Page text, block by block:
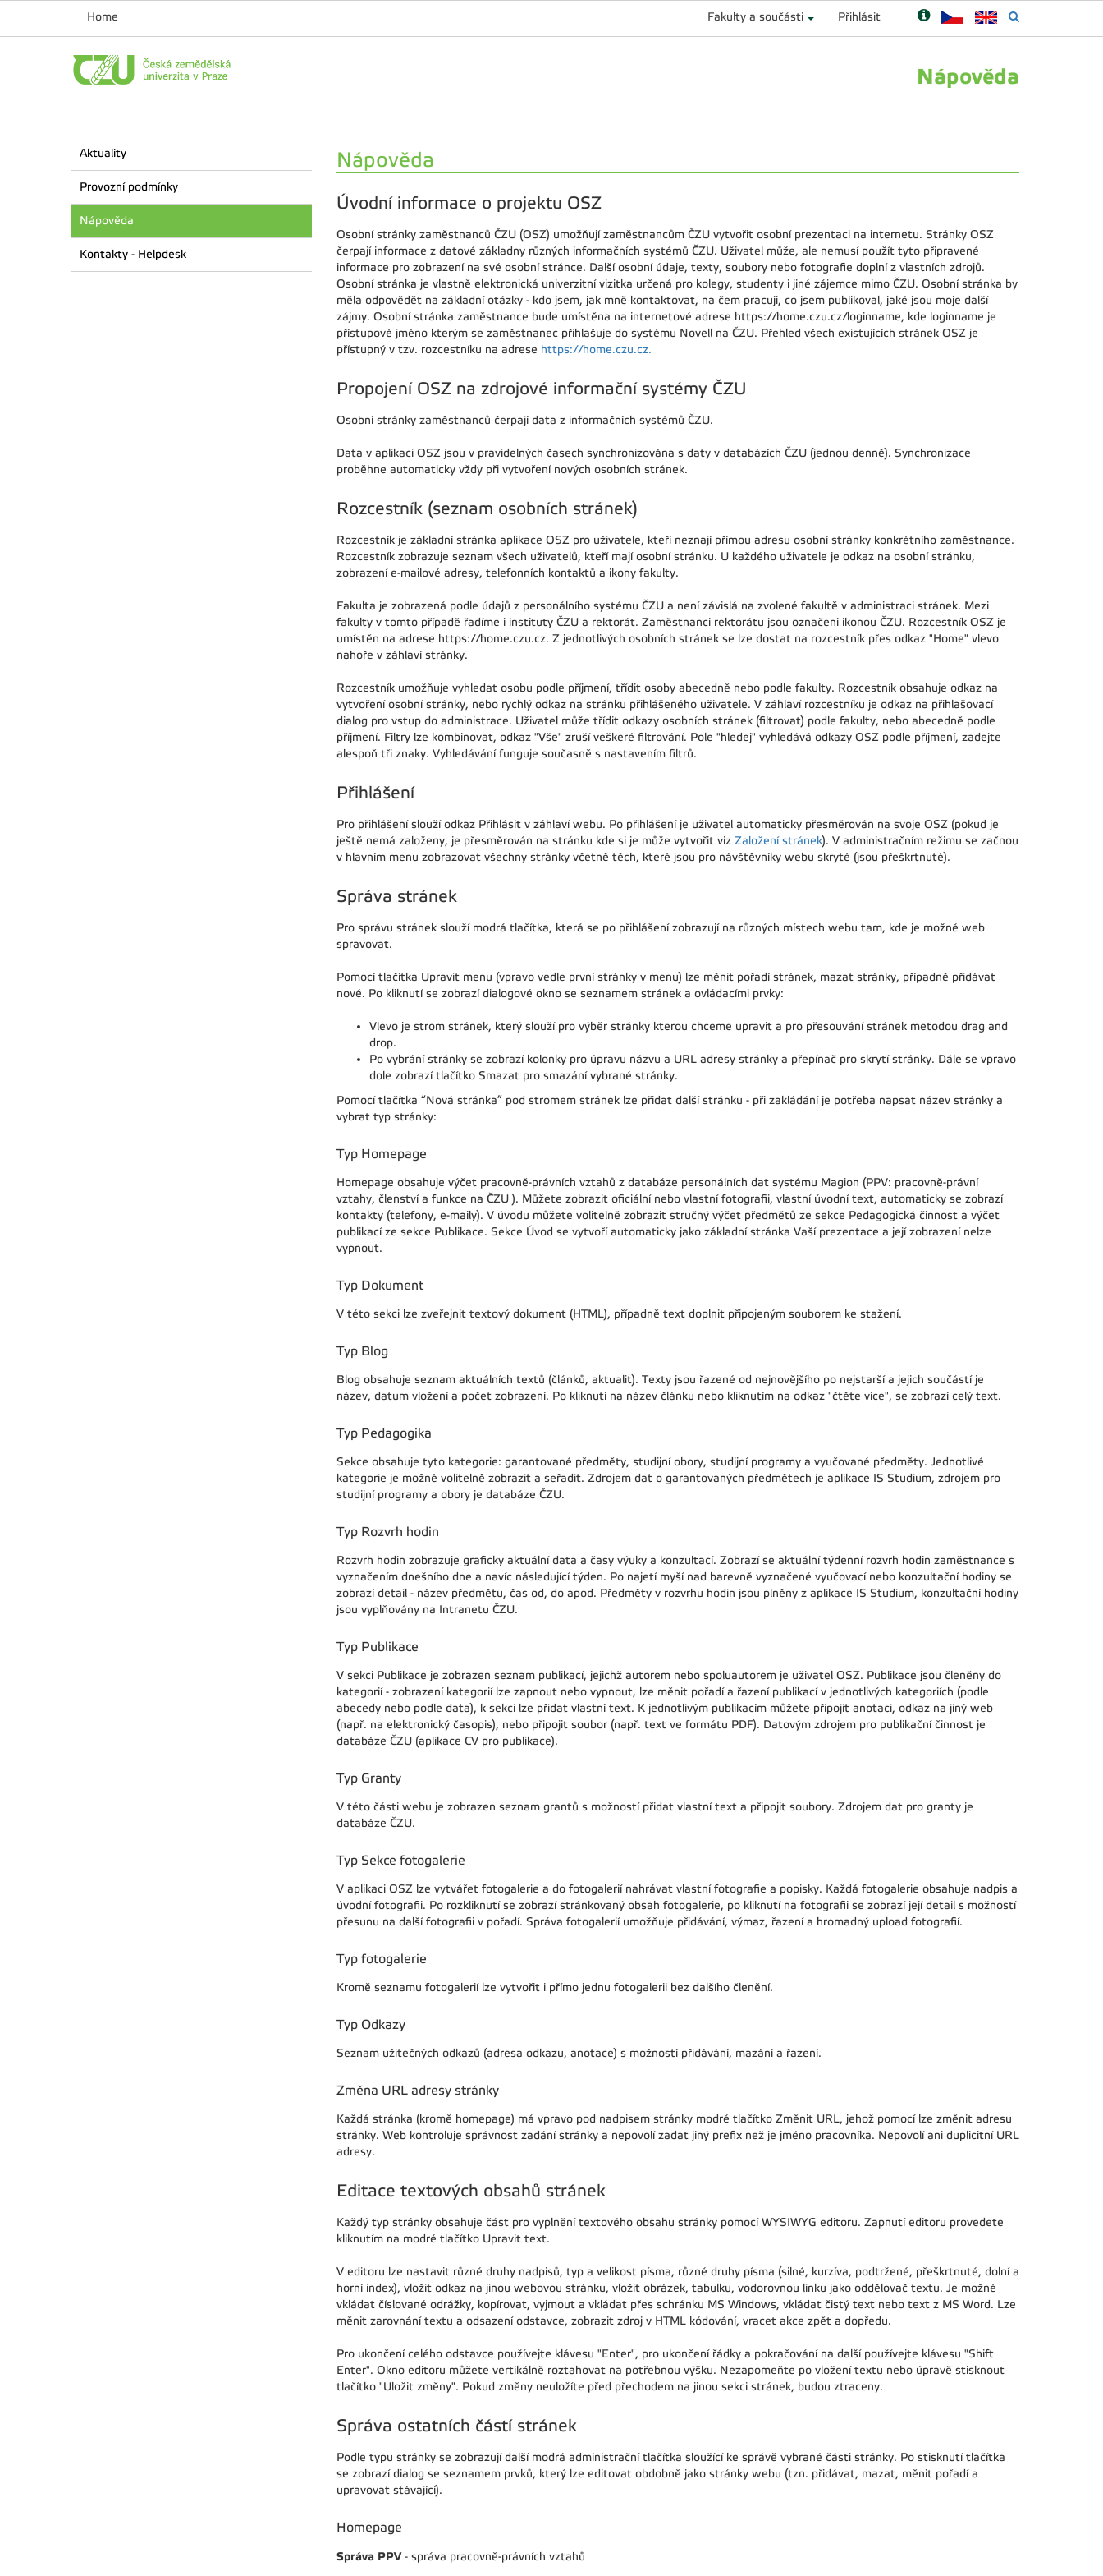
Home Fakulty a součásti Přihlásit
Nápověda
Aktuality
Provozní podmínky
Nápověda
Kontakty - Helpdesk
Nápověda
Úvodní informace o projektu OSZ
Osobní stránky zaměstnanců ČZU (OSZ) umožňují zaměstnancům ČZU vytvořit osobní prezentaci na internetu. Stránky OSZ
čerpají informace z datové základny různých informačních systémů ČZU. Uživatel může, ale nemusí použít tyto připravené
informace pro zobrazení na své osobní stránce. Další osobní údaje, texty, soubory nebo fotografie doplní z vlastních zdrojů.
Osobní stránka je vlastně elektronická univerzitní vizitka určená pro kolegy, studenty i jiné zájemce mimo ČZU. Osobní stránka by
měla odpovědět na základní otázky - kdo jsem, jak mně kontaktovat, na čem pracuji, co jsem publikoval, jaké jsou moje další
zájmy. Osobní stránka zaměstnance bude umístěna na internetové adrese https://home.czu.cz/loginname, kde loginname je
přístupové jméno kterým se zaměstnanec přihlašuje do systému Novell na ČZU. Přehled všech existujících stránek OSZ je
přístupný v tzv. rozcestníku na adrese https://home.czu.cz.
Propojení OSZ na zdrojové informační systémy ČZU
Osobní stránky zaměstnanců čerpají data z informačních systémů ČZU.
Data v aplikaci OSZ jsou v pravidelných časech synchronizována s daty v databázích ČZU (jednou denně). Synchronizace
proběhne automaticky vždy při vytvoření nových osobních stránek.
Rozcestník (seznam osobních stránek)
Rozcestník je základní stránka aplikace OSZ pro uživatele, kteří neznají přímou adresu osobní stránky konkrétního zaměstnance.
Rozcestník zobrazuje seznam všech uživatelů, kteří mají osobní stránku. U každého uživatele je odkaz na osobní stránku,
zobrazení e-mailové adresy, telefonních kontaktů a ikony fakulty.
Fakulta je zobrazená podle údajů z personálního systému ČZU a není závislá na zvolené fakultě v administraci stránek. Mezi
fakulty v tomto případě řadíme i instituty ČZU a rektorát. Zaměstnanci rektorátu jsou označeni ikonou ČZU. Rozcestník OSZ je
umístěn na adrese https://home.czu.cz. Z jednotlivých osobních stránek se lze dostat na rozcestník přes odkaz "Home" vlevo
nahoře v záhlaví stránky.
Rozcestník umožňuje vyhledat osobu podle příjmení, třídit osoby abecedně nebo podle fakulty. Rozcestník obsahuje odkaz na
vytvoření osobní stránky, nebo rychlý odkaz na stránku přihlášeného uživatele. V záhlaví rozcestníku je odkaz na přihlašovací
dialog pro vstup do administrace. Uživatel může třídit odkazy osobních stránek (filtrovat) podle fakulty, nebo abecedně podle
příjmení. Filtry lze kombinovat, odkaz "Vše" zruší veškeré filtrování. Pole "hledej" vyhledává odkazy OSZ podle příjmení, zadejte
alespoň tři znaky. Vyhledávání funguje současně s nastavením filtrů.
Přihlášení
Pro přihlášení slouží odkaz Přihlásit v záhlaví webu. Po přihlášení je uživatel automaticky přesměrován na svoje OSZ (pokud je
ještě nemá založeny, je přesměrován na stránku kde si je může vytvořit viz Založení stránek). V administračním režimu se začnou
v hlavním menu zobrazovat všechny stránky včetně těch, které jsou pro návštěvníky webu skryté (jsou přeškrtnuté).
Správa stránek
Pro správu stránek slouží modrá tlačítka, která se po přihlášení zobrazují na různých místech webu tam, kde je možné web
spravovat.
Pomocí tlačítka Upravit menu (vpravo vedle první stránky v menu) lze měnit pořadí stránek, mazat stránky, případně přidávat
nové. Po kliknutí se zobrazí dialogové okno se seznamem stránek a ovládacími prvky:
Vlevo je strom stránek, který slouží pro výběr stránky kterou chceme upravit a pro přesouvání stránek metodou drag and
drop.
Po vybrání stránky se zobrazí kolonky pro úpravu názvu a URL adresy stránky a přepínač pro skrytí stránky. Dále se vpravo
dole zobrazí tlačítko Smazat pro smazání vybrané stránky.
Pomocí tlačítka “Nová stránka” pod stromem stránek lze přidat další stránku - při zakládání je potřeba napsat název stránky a
vybrat typ stránky:
Typ Homepage
Homepage obsahuje výčet pracovně-právních vztahů z databáze personálních dat systému Magion (PPV: pracovně-právní
vztahy, členství a funkce na ČZU ). Můžete zobrazit oficiální nebo vlastní fotografii, vlastní úvodní text, automaticky se zobrazí
kontakty (telefony, e-maily). V úvodu můžete volitelně zobrazit stručný výčet předmětů ze sekce Pedagogická činnost a výčet
publikací ze sekce Publikace. Sekce Úvod se vytvoří automaticky jako základní stránka Vaší prezentace a její zobrazení nelze
vypnout.
Typ Dokument
V této sekci lze zveřejnit textový dokument (HTML), případně text doplnit připojeným souborem ke stažení.
Typ Blog
Blog obsahuje seznam aktuálních textů (článků, aktualit). Texty jsou řazené od nejnovějšího po nejstarší a jejich součástí je
název, datum vložení a počet zobrazení. Po kliknutí na název článku nebo kliknutím na odkaz "čtěte více", se zobrazí celý text.
Typ Pedagogika
Sekce obsahuje tyto kategorie: garantované předměty, studijní obory, studijní programy a vyučované předměty. Jednotlivé
kategorie je možné volitelně zobrazit a seřadit. Zdrojem dat o garantovaných předmětech je aplikace IS Studium, zdrojem pro
studijní programy a obory je databáze ČZU.
Typ Rozvrh hodin
Rozvrh hodin zobrazuje graficky aktuální data a časy výuky a konzultací. Zobrazí se aktuální týdenní rozvrh hodin zaměstnance s
vyznačením dnešního dne a navíc následující týden. Po najetí myší nad barevně vyznačené vyučovací nebo konzultační hodiny se
zobrazí detail - název předmětu, čas od, do apod. Předměty v rozvrhu hodin jsou plněny z aplikace IS Studium, konzultační hodiny
jsou vyplňovány na Intranetu ČZU.
Typ Publikace
V sekci Publikace je zobrazen seznam publikací, jejichž autorem nebo spoluautorem je uživatel OSZ. Publikace jsou členěny do
kategorií - zobrazení kategorií lze zapnout nebo vypnout, lze měnit pořadí a řazení publikací v jednotlivých kategoriích (podle
abecedy nebo podle data), k sekci lze přidat vlastní text. K jednotlivým publikacím můžete připojit anotaci, odkaz na jiný web
(např. na elektronický časopis), nebo připojit soubor (např. text ve formátu PDF). Datovým zdrojem pro publikační činnost je
databáze ČZU (aplikace CV pro publikace).
Typ Granty
V této části webu je zobrazen seznam grantů s možností přidat vlastní text a připojit soubory. Zdrojem dat pro granty je
databáze ČZU.
Typ Sekce fotogalerie
V aplikaci OSZ lze vytvářet fotogalerie a do fotogalerií nahrávat vlastní fotografie a popisky. Každá fotogalerie obsahuje nadpis a
úvodní fotografii. Po rozkliknutí se zobrazí stránkovaný obsah fotogalerie, po kliknutí na fotografii se zobrazí její detail s možností
přesunu na další fotografii v pořadí. Správa fotogalerií umožňuje přidávání, výmaz, řazení a hromadný upload fotografií.
Typ fotogalerie
Kromě seznamu fotogalerií lze vytvořit i přímo jednu fotogalerii bez dalšího členění.
Typ Odkazy
Seznam užitečných odkazů (adresa odkazu, anotace) s možností přidávání, mazání a řazení.
Změna URL adresy stránky
Každá stránka (kromě homepage) má vpravo pod nadpisem stránky modré tlačítko Změnit URL, jehož pomocí lze změnit adresu
stránky. Web kontroluje správnost zadání stránky a nepovolí zadat jiný prefix než je jméno pracovníka. Nepovolí ani duplicitní URL
adresy.
Editace textových obsahů stránek
Každý typ stránky obsahuje část pro vyplnění textového obsahu stránky pomocí WYSIWYG editoru. Zapnutí editoru provedete
kliknutím na modré tlačítko Upravit text.
V editoru lze nastavit různé druhy nadpisů, typ a velikost písma, různé druhy písma (silné, kurzíva, podtržené, přeškrtnuté, dolní a
horní index), vložit odkaz na jinou webovou stránku, vložit obrázek, tabulku, vodorovnou linku jako oddělovač textu. Je možné
vkládat číslované odrážky, kopírovat, vyjmout a vkládat přes schránku MS Windows, vkládat čistý text nebo text z MS Word. Lze
měnit zarovnání textu a odsazení odstavce, zobrazit zdroj v HTML kódování, vracet akce zpět a dopředu.
Pro ukončení celého odstavce používejte klávesu "Enter", pro ukončení řádky a pokračování na další používejte klávesu "Shift
Enter". Okno editoru můžete vertikálně roztahovat na potřebnou výšku. Nezapomeňte po vložení textu nebo úpravě stisknout
tlačítko "Uložit změny". Pokud změny neuložíte před přechodem na jinou sekci stránek, budou ztraceny.
Správa ostatních částí stránek
Podle typu stránky se zobrazují další modrá administrační tlačítka sloužící ke správě vybrané části stránky. Po stisknutí tlačítka
se zobrazí dialog se seznamem prvků, který lze editovat obdobně jako stránky webu (tzn. přidávat, mazat, měnit pořadí a
upravovat stávající).
Homepage
Správa PPV- správa pracovně-právních vztahů